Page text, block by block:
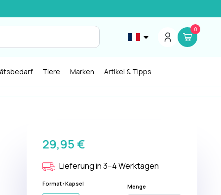
0
Tiere Marken Artikel & Tipps
29,95 €
Lieferung in 3–4 Werktagen
Format : Kapsel Menge